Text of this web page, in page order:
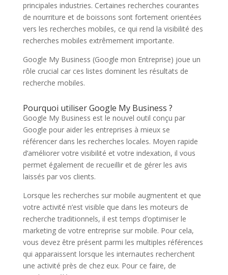
principales industries. Certaines recherches courantes
de nourriture et de boissons sont fortement orientées
vers les recherches mobiles, ce qui rend la visibilité des
recherches mobiles extrêmement importante.
Google My Business (Google mon Entreprise) joue un
rôle crucial car ces listes dominent les résultats de
recherche mobiles.
Pourquoi utiliser Google My Business ?
Google My Business est le nouvel outil conçu par
Google pour aider les entreprises à mieux se
référencer dans les recherches locales. Moyen rapide
d’améliorer votre visibilité et votre indexation, il vous
permet également de recueillir et de gérer les avis
laissés par vos clients.
Lorsque les recherches sur mobile augmentent et que
votre activité n’est visible que dans les moteurs de
recherche traditionnels, il est temps d’optimiser le
marketing de votre entreprise sur mobile. Pour cela,
vous devez être présent parmi les multiples références
qui apparaissent lorsque les internautes recherchent
une activité près de chez eux. Pour ce faire, de